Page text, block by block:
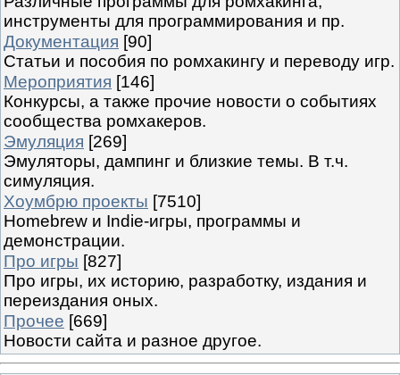
инструменты для программирования и пр.
Документация [90]
Статьи и пособия по ромхакингу и переводу игр.
Мероприятия [146]
Конкурсы, а также прочие новости о событиях
сообщества ромхакеров.
Эмуляция [269]
Эмуляторы, дампинг и близкие темы. В т.ч.
симуляция.
Хоумбрю проекты [7510]
Homebrew и Indie-игры, программы и
демонстрации.
Про игры [827]
Про игры, их историю, разработку, издания и
переиздания оных.
Прочее [669]
Новости сайта и разное другое.